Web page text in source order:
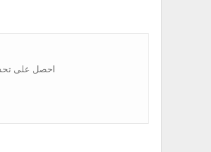
احصل على